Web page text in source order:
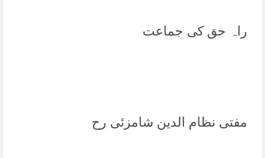
راہ حق کی جماعت
مفتی نظام الدین شامزئی رح